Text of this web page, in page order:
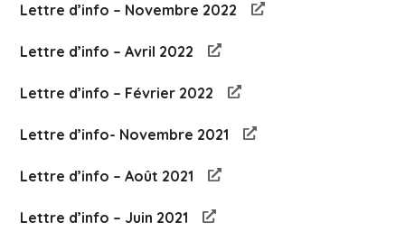
Lettre d’info – Novembre 2022
Lettre d’info – Avril 2022
Lettre d’info – Février 2022
Lettre d’info- Novembre 2021
Lettre d’info – Août 2021
Lettre d’info – Juin 2021